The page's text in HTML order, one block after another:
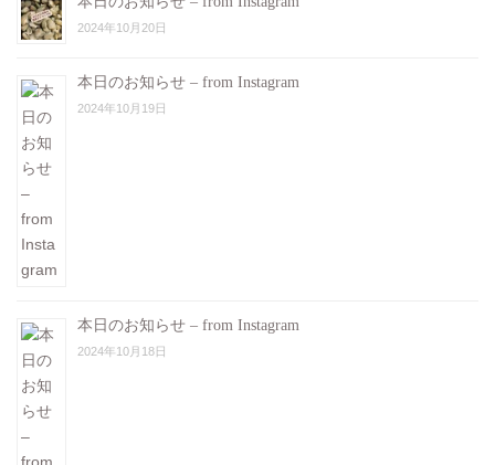
2024年10月20日
本日のお知らせ – from Instagram
2024年10月19日
本日のお知らせ – from Instagram
2024年10月18日